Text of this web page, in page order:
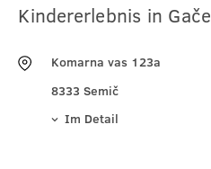
Kindererlebnis in Gače
Komarna vas 123a
8333 Semič
Im Detail